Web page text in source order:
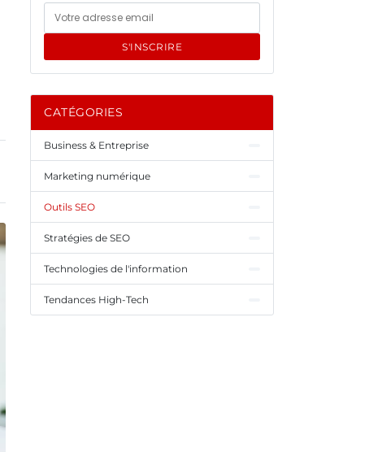
S'INSCRIRE
CATÉGORIES
Business & Entreprise
Marketing numérique
Outils SEO
Stratégies de SEO
Technologies de l'information
Tendances High-Tech